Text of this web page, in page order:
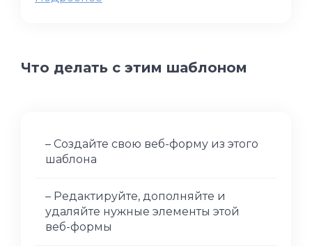
Что делать с этим шаблоном
– Создайте свою веб-форму из этого
шаблона
– Редактируйте, дополняйте и
удаляйте нужные элементы этой
веб-формы